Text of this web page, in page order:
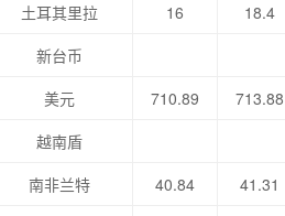
土耳其里拉
16 18.4
新台币
美元
710.89 713.88
越南盾
南非兰特
40.84 41.31